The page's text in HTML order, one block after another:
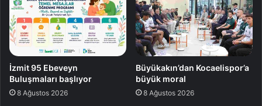
İzmit 95 Ebeveyn
Buluşmaları başlıyor
8 Ağustos 2026
Büyükakın’dan Kocaelispor’a
büyük moral
8 Ağustos 2026